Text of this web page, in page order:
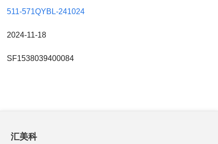
511-571QYBL-241024
2024-11-18
SF1538039400084
汇美科